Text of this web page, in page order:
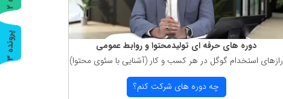
دوره های حرفه ای تولیدمحتوا و روابط عمومی
رازهای استخدام گوگل در هر كسب و كار (آشنایی با سئوی محتوا)
چه دوره های شركت كنم؟
ر
و
ن
د
ه
پ
ر
و
ن
د
ه
3